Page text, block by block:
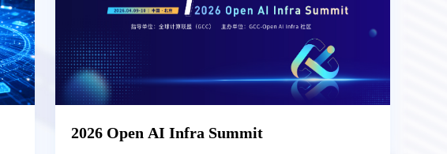
2026 Open AI Infra Summit